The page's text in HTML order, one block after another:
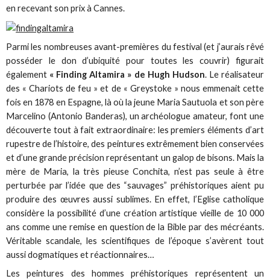
en recevant son prix à Cannes.
Parmi les nombreuses avant-premières du festival (et j’aurais rêvé
posséder le don d’ubiquité pour toutes les couvrir) figurait
également « Finding Altamira » de Hugh Hudson. Le réalisateur
des « Chariots de feu » et de « Greystoke » nous emmenait cette
fois en 1878 en Espagne, là où la jeune Maria Sautuola et son père
Marcelino (Antonio Banderas), un archéologue amateur, font une
découverte tout à fait extraordinaire: les premiers éléments d’art
rupestre de l’histoire, des peintures extrêmement bien conservées
et d’une grande précision représentant un galop de bisons. Mais la
mère de Maria, la très pieuse Conchita, n’est pas seule à être
perturbée par l’idée que des “sauvages” préhistoriques aient pu
produire des œuvres aussi sublimes. En effet, l’Eglise catholique
considère la possibilité d’une création artistique vieille de 10 000
ans comme une remise en question de la Bible par des mécréants.
Véritable scandale, les scientifiques de l’époque s’avèrent tout
aussi dogmatiques et réactionnaires…
Les peintures des hommes préhistoriques représentent un